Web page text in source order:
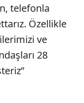
telefonla
Özellikle
ve
28